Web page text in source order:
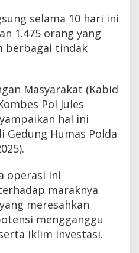
selama 10 hari ini
1.475 orang yang
berbagai tindak
Masyarakat (Kabid
Pol Jules
hal ini
Gedung Humas Polda
operasi ini
maraknya
meresahkan
mengganggu
iklim investasi.